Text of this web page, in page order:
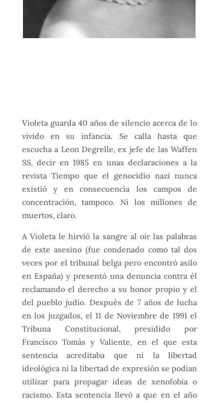
Violeta guarda 40 años de silencio acerca de lo
vivido en su infancia. Se calla hasta que
escucha a Leon Degrelle, ex jefe de las Waffen
SS, decir en 1985 en unas declaraciones a la
revista Tiempo que el genocidio nazi nunca
existió y en consecuencia los campos de
concentración, tampoco. Ni los millones de
muertos, claro.
A Violeta le hirvió la sangre al oír las palabras
de este asesino (fue condenado como tal dos
veces por el tribunal belga pero encontró asilo
en España) y presentó una denuncia contra él
reclamando el derecho a su honor propio y el
del pueblo judío. Después de 7 años de lucha
en los juzgados, el 11 de Noviembre de 1991 el
Tribuna Constitucional, presidido por
Francisco Tomás y Valiente, en el que esta
sentencia acreditaba que ni la libertad
ideológica ni la libertad de expresión se podían
utilizar para propagar ideas de xenofobia o
racismo. Esta sentencia llevó a que en el año